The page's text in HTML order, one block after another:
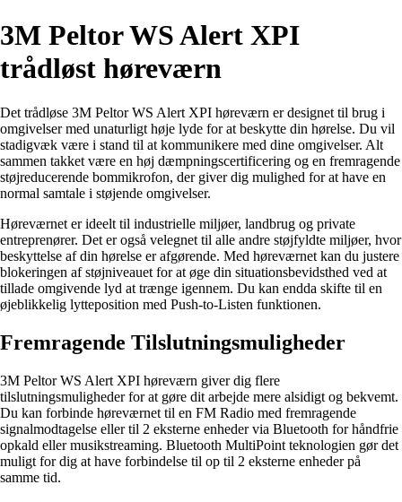
3M Peltor WS Alert XPI
trådløst høreværn
Det trådløse 3M Peltor WS Alert XPI høreværn er designet til brug i
omgivelser med unaturligt høje lyde for at beskytte din hørelse. Du vil
stadigvæk være i stand til at kommunikere med dine omgivelser. Alt
sammen takket være en høj dæmpningscertificering og en fremragende
støjreducerende bommikrofon, der giver dig mulighed for at have en
normal samtale i støjende omgivelser.
Høreværnet er ideelt til industrielle miljøer, landbrug og private
entreprenører. Det er også velegnet til alle andre støjfyldte miljøer, hvor
beskyttelse af din hørelse er afgørende. Med høreværnet kan du justere
blokeringen af støjniveauet for at øge din situationsbevidsthed ved at
tillade omgivende lyd at trænge igennem. Du kan endda skifte til en
øjeblikkelig lytteposition med Push-to-Listen funktionen.
Fremragende Tilslutningsmuligheder
3M Peltor WS Alert XPI høreværn giver dig flere
tilslutningsmuligheder for at gøre dit arbejde mere alsidigt og bekvemt.
Du kan forbinde høreværnet til en FM Radio med fremragende
signalmodtagelse eller til 2 eksterne enheder via Bluetooth for håndfrie
opkald eller musikstreaming. Bluetooth MultiPoint teknologien gør det
muligt for dig at have forbindelse til op til 2 eksterne enheder på
samme tid.